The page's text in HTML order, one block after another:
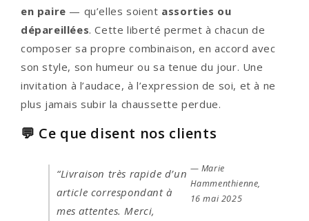
en paire — qu’elles soient assorties ou
dépareillées. Cette liberté permet à chacun de
composer sa propre combinaison, en accord avec
son style, son humeur ou sa tenue du jour. Une
invitation à l’audace, à l’expression de soi, et à ne
plus jamais subir la chaussette perdue.
💬 Ce que disent nos clients
“Livraison très rapide d’un
article correspondant à
mes attentes. Merci,
— Marie
Hammenthienne,
16 mai 2025